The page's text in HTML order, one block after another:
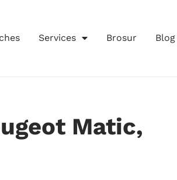
Services Brosur Blog
Matic,